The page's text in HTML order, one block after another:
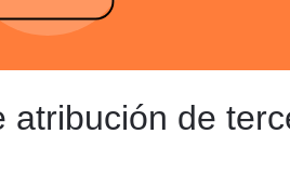
atribución de